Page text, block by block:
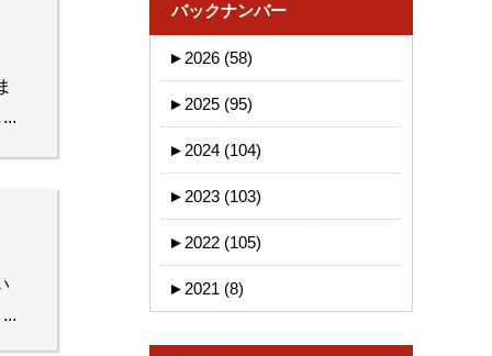
バックナンバー
► 2026 (58)
► 2025 (95)
► 2024 (104)
► 2023 (103)
► 2022 (105)
► 2021 (8)